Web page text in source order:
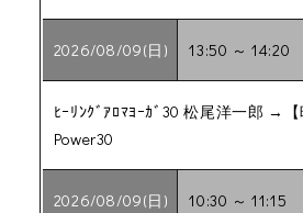
2026/08/09(日) 13:50 ～ 14:20
ﾋｰﾘﾝｸﾞｱﾛﾏﾖｰｶﾞ30 松尾洋一郎 →
Power30
2026/08/09(日) 10:30 ～ 11:15